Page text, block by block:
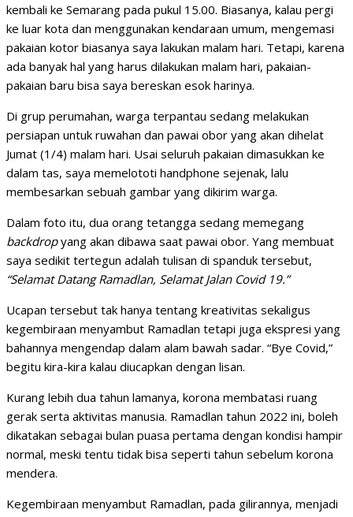
kembali ke Semarang pada pukul 15.00. Biasanya, kalau pergi
ke luar kota dan menggunakan kendaraan umum, mengemasi
pakaian kotor biasanya saya lakukan malam hari. Tetapi, karena
ada banyak hal yang harus dilakukan malam hari, pakaian-
pakaian baru bisa saya bereskan esok harinya.
Di grup perumahan, warga terpantau sedang melakukan
persiapan untuk ruwahan dan pawai obor yang akan dihelat
Jumat (1/4) malam hari. Usai seluruh pakaian dimasukkan ke
dalam tas, saya memelototi handphone sejenak, lalu
membesarkan sebuah gambar yang dikirim warga.
Dalam foto itu, dua orang tetangga sedang memegang
backdropyang akan dibawa saat pawai obor. Yang membuat
saya sedikit tertegun adalah tulisan di spanduk tersebut,
“Selamat Datang Ramadlan, Selamat Jalan Covid 19.”
Ucapan tersebut tak hanya tentang kreativitas sekaligus
kegembiraan menyambut Ramadlan tetapi juga ekspresi yang
bahannya mengendap dalam alam bawah sadar. “Bye Covid,”
begitu kira-kira kalau diucapkan dengan lisan.
Kurang lebih dua tahun lamanya, korona membatasi ruang
gerak serta aktivitas manusia. Ramadlan tahun 2022 ini, boleh
dikatakan sebagai bulan puasa pertama dengan kondisi hampir
normal, meski tentu tidak bisa seperti tahun sebelum korona
mendera.
Kegembiraan menyambut Ramadlan, pada gilirannya, menjadi